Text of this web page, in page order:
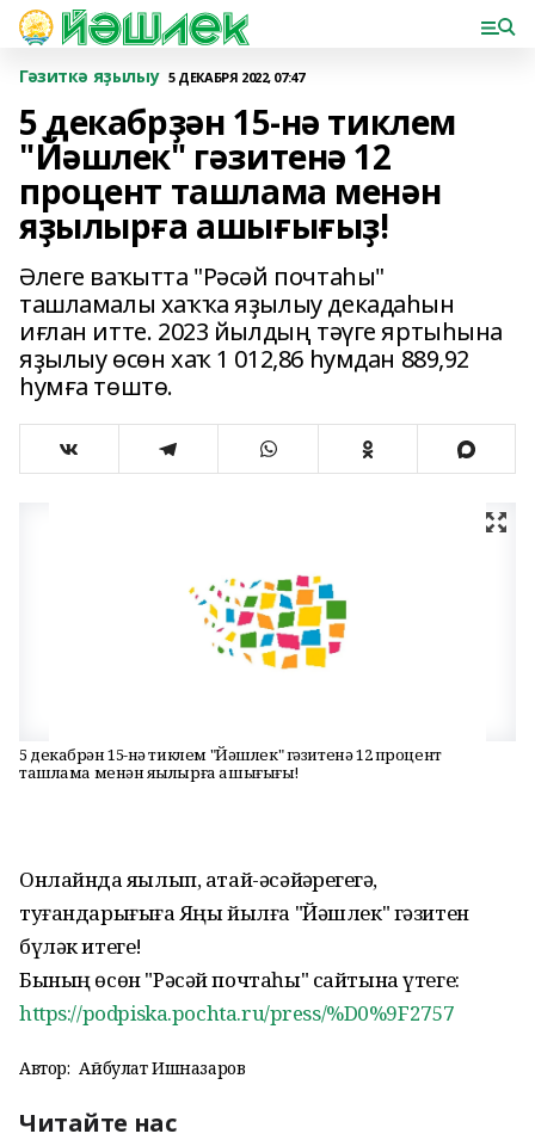
Гәзиткә яҙылыу 5 ДЕКАБРЯ 2022, 07:47
5 декабрҙән 15-нә тиклем
"Йәшлек" гәзитенә 12
процент ташлама менән
яҙылырға ашығығыҙ!
Әлеге ваҡытта "Рәсәй почтаһы"
ташламалы хаҡҡа яҙылыу декадаһын
иғлан итте. 2023 йылдың тәүге яртыһына
яҙылыу өсөн хаҡ 1 012,86 һумдан 889,92
һумға төштө.
5 декабрҙән 15-нә тиклем "Йәшлек" гәзитенә 12 процент
ташлама менән яҙылырға ашығығыҙ!
Онлайнда яҙылып, атай-әсәйҙәрегеҙгә,
туғандарығыҙға Яңы йылға "Йәшлек" гәзитен
бүләк итегеҙ!
Бының өсөн "Рәсәй почтаһы" сайтына үтегеҙ:
https://podpiska.pochta.ru/press/%D0%9F2757
Автор: Айбулат Ишназаров
Читайте нас